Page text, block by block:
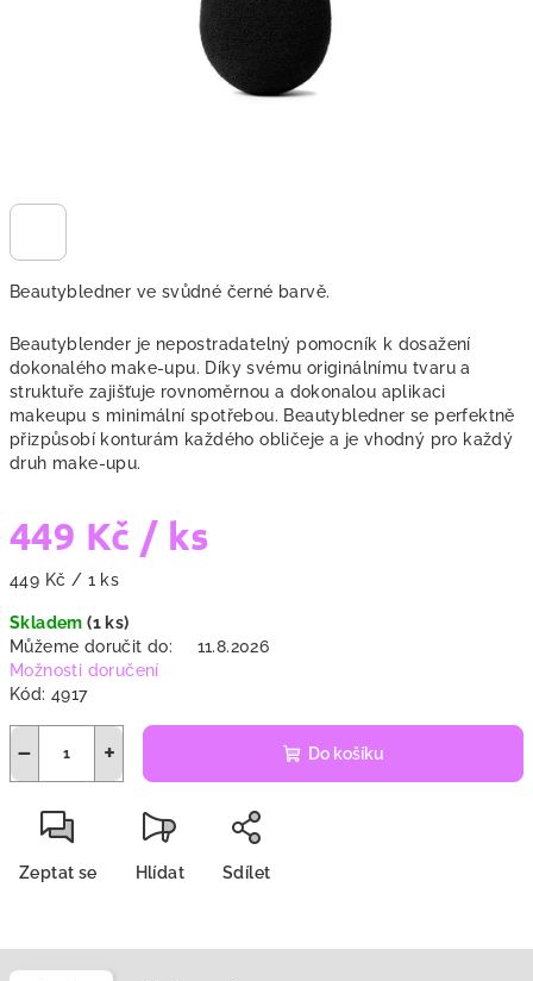
Beautybledner ve svůdné černé barvě.
Beautyblender je nepostradatelný pomocník k dosažení
dokonalého make-upu. Díky svému originálnímu tvaru a
struktuře zajišťuje rovnoměrnou a dokonalou aplikaci
makeupu s minimální spotřebou. Beautybledner se perfektně
přizpůsobí konturám každého obličeje a je vhodný pro každý
druh make-upu.
449 Kč / ks
Měrná
449 Kč / 1 ks
Skladem(1 ks)
Můžeme doručit do:
11.8.2026
Možnosti doručení
Kód: 4917
+
− Do košíku
Zeptat se Hlídat Sdílet